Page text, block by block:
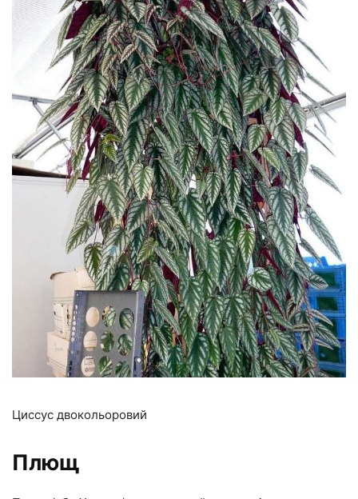
Циссус двокольоровий
Плющ